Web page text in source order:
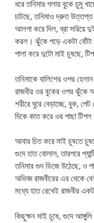
ধরে তনিমার গলায় বুকে চুমু
চাটছে, তনিমাও দ্রুত উত্তপ্ত
আলগা করে দিল, ব্রা সরিয়ে
করল। ঝুঁকে পড়ে একটা বোঁটা
পালা করে দুটো মাই চুষছে,
তনিমাকে বালিশের ওপর
রাজবীর ওর বুকের ওপর ঝুঁকে
শরীরে ঘুরে বেড়াচ্ছে, বুক,
দিকে কাত করে ওর পাছা
আবার চিত করে মাই চুষতে
গুদে হাত বোলাল, তারপরে
তনিমার গুদ ভিজে উঠেছে, ও
অভিজ্ঞ রাজবীরের এর থেকে
মধ্যে হাত রেখেই রাজবীর
কিছুক্ষন মাই চুষে, গুদে